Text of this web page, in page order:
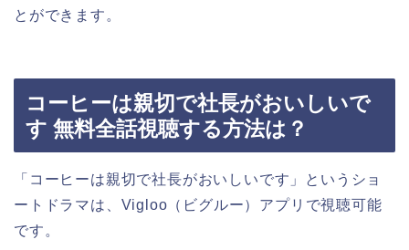
とができます。
コーヒーは親切で社長がおいしいで
す 無料全話視聴する方法は？
「コーヒーは親切で社長がおいしいです」というショ
ートドラマは、Vigloo（ビグルー）アプリで視聴可能
です。